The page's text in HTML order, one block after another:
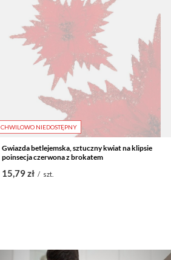
CHWILOWO NIEDOSTĘPNY
Gwiazda betlejemska, sztuczny kwiat na klipsie
poinsecja czerwona z brokatem
15,79 zł / szt.